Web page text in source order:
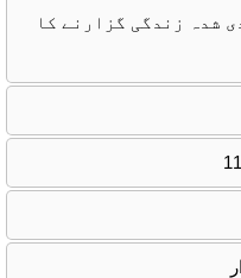
شدہ زندگی گزارنے کا